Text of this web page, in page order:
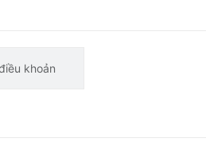
khoản